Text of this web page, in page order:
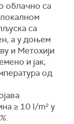
облачно са
са
а у доњем
и Метохији
и јак,
од
≥ 10 l/m² у